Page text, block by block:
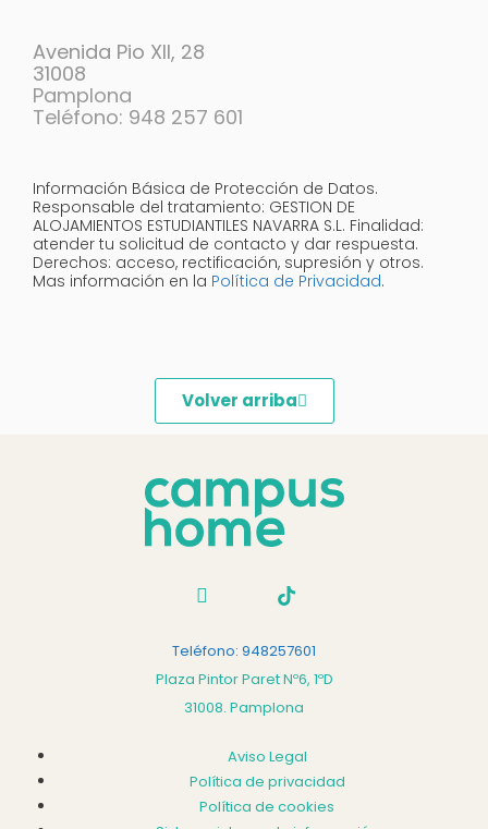
Avenida Pio XII, 28
31008
Pamplona
Teléfono: 948 257 601
Información Básica de Protección de Datos.
Responsable del tratamiento: GESTION DE
ALOJAMIENTOS ESTUDIANTILES NAVARRA S.L. Finalidad:
atender tu solicitud de contacto y dar respuesta.
Derechos: acceso, rectificación, supresión y otros.
Mas información en la Política de Privacidad.
Volver arriba
Teléfono: 948257601
Plaza Pintor Paret Nº6, 1ºD
31008. Pamplona
Aviso Legal
Política de privacidad
Política de cookies